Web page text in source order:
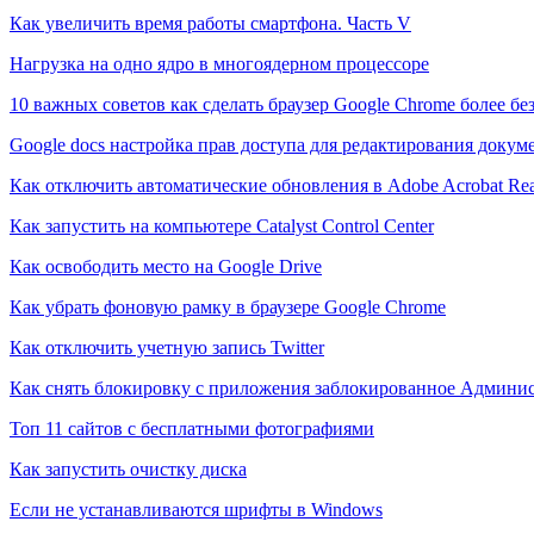
Как увеличить время работы смартфона. Часть V
Нагрузка на одно ядро в многоядерном процессоре
10 важных советов как сделать браузер Google Chrome более
Google docs настройка прав доступа для редактирования
Как отключить автоматические обновления в Adobe Acrobat
Как запустить на компьютере Catalyst Control Center
Как освободить место на Google Drive
Как убрать фоновую рамку в браузере Google Chrome
Как отключить учетную запись Twitter
Как снять блокировку с приложения заблокированное
Топ 11 сайтов с бесплатными фотографиями
Как запустить очистку диска
Если не устанавливаются шрифты в Windows